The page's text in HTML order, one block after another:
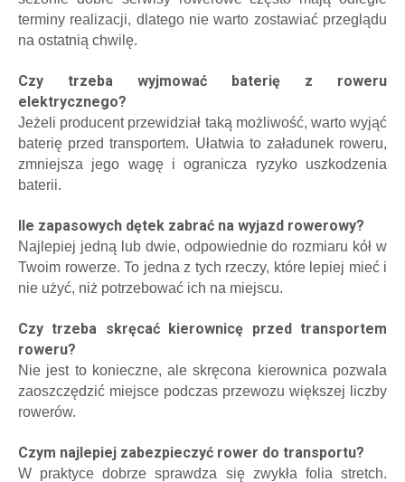
terminy realizacji, dlatego nie warto zostawiać przeglądu
na ostatnią chwilę.
Czy trzeba wyjmować baterię z roweru
elektrycznego?
Jeżeli producent przewidział taką możliwość, warto wyjąć
baterię przed transportem. Ułatwia to załadunek roweru,
zmniejsza jego wagę i ogranicza ryzyko uszkodzenia
baterii.
Ile zapasowych dętek zabrać na wyjazd rowerowy?
Najlepiej jedną lub dwie, odpowiednie do rozmiaru kół w
Twoim rowerze. To jedna z tych rzeczy, które lepiej mieć i
nie użyć, niż potrzebować ich na miejscu.
Czy trzeba skręcać kierownicę przed transportem
roweru?
Nie jest to konieczne, ale skręcona kierownica pozwala
zaoszczędzić miejsce podczas przewozu większej liczby
rowerów.
Czym najlepiej zabezpieczyć rower do transportu?
W praktyce dobrze sprawdza się zwykła folia stretch.